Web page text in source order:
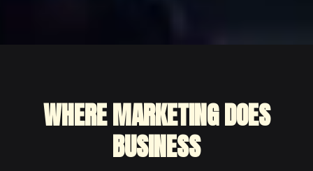
WHERE MARKETING DOES
BUSINESS